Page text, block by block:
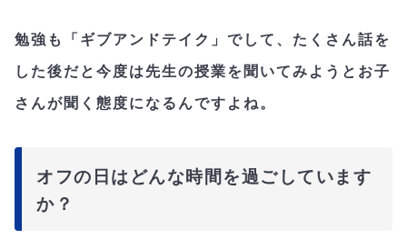
勉強も「ギブアンドテイク」でして、たくさん話を
した後だと今度は先生の授業を聞いてみようとお子
さんが聞く態度になるんですよね。
オフの日はどんな時間を過ごしています
か？